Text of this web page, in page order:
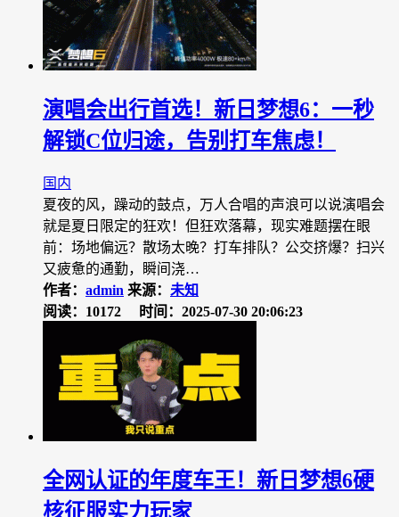
演唱会出行首选！新日梦想6：一秒
解锁C位归途，告别打车焦虑！
国内
夏夜的风，躁动的鼓点，万人合唱的声浪可以说演唱会
就是夏日限定的狂欢！但狂欢落幕，现实难题摆在眼
前：场地偏远？散场太晚？打车排队？公交挤爆？扫兴
又疲惫的通勤，瞬间浇…
作者： admin 来源： 未知
阅读：10172
时间：2025-07-30 20:06:23
全网认证的年度车王！新日梦想6硬
核征服实力玩家